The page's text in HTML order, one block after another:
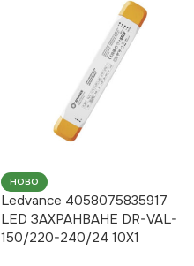
НОВО
Ledvance 4058075835917
LED ЗАХРАНВАНЕ DR-VAL-
150/220-240/24 10X1